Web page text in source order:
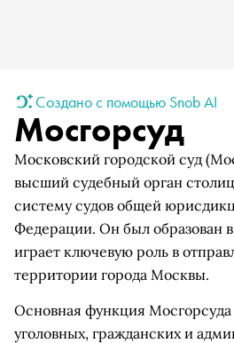
Создано с помощью Snob AI
Мосгорсуд
Московский городской суд
высший судебный орган
систему судов общей
Федерации. Он был образован в
играет ключевую роль в
территории города Москвы.
Основная функция
уголовных, гражданских и